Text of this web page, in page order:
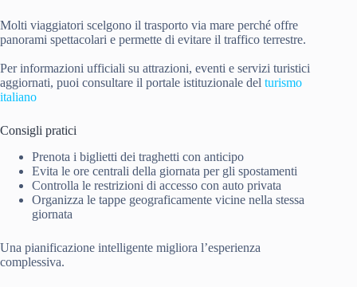
Molti viaggiatori scelgono il trasporto via mare perché offre
panorami spettacolari e permette di evitare il traffico terrestre.
Per informazioni ufficiali su attrazioni, eventi e servizi turistici
aggiornati, puoi consultare il portale istituzionale del turismo
italiano
Consigli pratici
Prenota i biglietti dei traghetti con anticipo
Evita le ore centrali della giornata per gli spostamenti
Controlla le restrizioni di accesso con auto privata
Organizza le tappe geograficamente vicine nella stessa
giornata
Una pianificazione intelligente migliora l’esperienza
complessiva.